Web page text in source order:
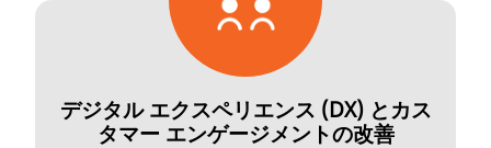
デジタル エクスペリエンス (DX) とカス
タマー エンゲージメントの改善